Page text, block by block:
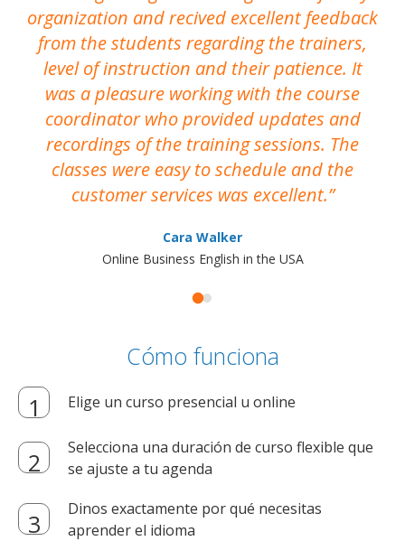
organization and recived excellent feedback
from the students regarding the trainers,
level of instruction and their patience. It
was a pleasure working with the course
coordinator who provided updates and
recordings of the training sessions. The
classes were easy to schedule and the
customer services was excellent.
Cara Walker
Online Business English in the USA
Cómo funciona
Elige un curso presencial u online
Selecciona una duración de curso flexible que
se ajuste a tu agenda
Dinos exactamente por qué necesitas
aprender el idioma